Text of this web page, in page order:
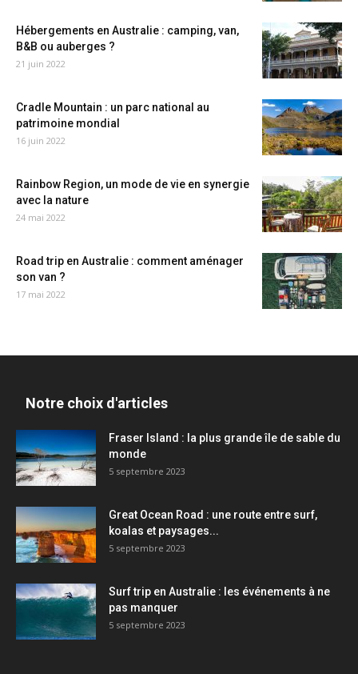
Hébergements en Australie : camping, van,
B&B ou auberges ?
21 juin 2022
Cradle Mountain : un parc national au
patrimoine mondial
16 juin 2022
Rainbow Region, un mode de vie en synergie
avec la nature
24 mai 2022
Road trip en Australie : comment aménager
son van ?
17 mai 2022
Notre choix d'articles
Fraser Island : la plus grande île de sable du
monde
5 septembre 2023
Great Ocean Road : une route entre surf,
koalas et paysages...
5 septembre 2023
Surf trip en Australie : les événements à ne
pas manquer
5 septembre 2023